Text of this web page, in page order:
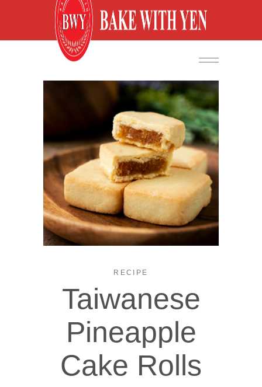
RECIPE
Taiwanese
Pineapple
Cake Rolls